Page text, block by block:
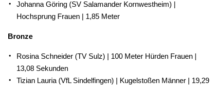
Johanna Göring (SV Salamander Kornwestheim) |
Hochsprung Frauen | 1,85 Meter
Bronze
Rosina Schneider (TV Sulz) | 100 Meter Hürden Frauen |
13,08 Sekunden
Tizian Lauria (VfL Sindelfingen) | Kugelstoßen Männer | 19,29